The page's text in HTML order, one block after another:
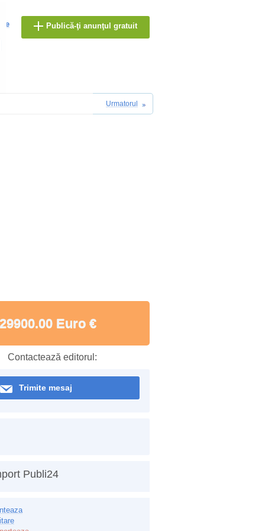
Publică-ţi anunţul gratuit
Urmatorul
Euro €
Contactează editorul:
Trimite mesaj
Publi24